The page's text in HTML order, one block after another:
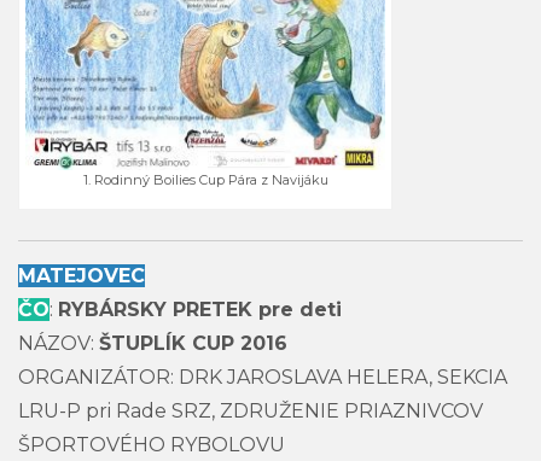
1. Rodinný Boilies Cup Pára z Navijáku
MATEJOVEC
ČO: RYBÁRSKY PRETEK pre deti
NÁZOV: ŠTUPLÍK CUP 2016
ORGANIZÁTOR: DRK JAROSLAVA HELERA, SEKCIA
LRU-P pri Rade SRZ, ZDRUŽENIE PRIAZNIVCOV
ŠPORTOVÉHO RYBOLOVU